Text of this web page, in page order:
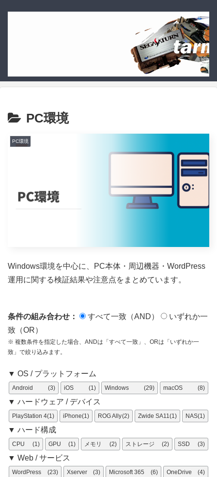
PC環境
PC環境
Windows環境を中心に、PC本体・周辺機器・WordPress
運用に関する検証結果や注意点をまとめています。
条件の組み合わせ： すべて一致（AND）
いずれか一
致（OR）
※ 複数条件を指定した場合、ANDは「すべて一致」、ORは「いずれか一
致」で絞り込みます。
▼ OS / プラットフォーム
Android (3) iOS (1) Windows (29) macOS (8)
▼ ハードウェア / デバイス
PlayStation 4(1) iPhone(1) ROG Ally(2) Zwide SA11(1) NAS(1)
▼ ハード構成
CPU (1) GPU (1) メモリ (2) ストレージ (2) SSD (3)
▼ Web / サービス
WordPress (23) Xserver (3) Microsoft 365 (6) OneDrive (4)